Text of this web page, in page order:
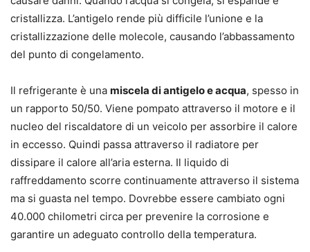
cristallizza. L’antigelo rende più difficile l’unione e la
cristallizzazione delle molecole, causando l’abbassamento
del punto di congelamento.
Il refrigerante è una miscela di antigelo e acqua, spesso in
un rapporto 50/50. Viene pompato attraverso il motore e il
nucleo del riscaldatore di un veicolo per assorbire il calore
in eccesso. Quindi passa attraverso il radiatore per
dissipare il calore all’aria esterna. Il liquido di
raffreddamento scorre continuamente attraverso il sistema
ma si guasta nel tempo. Dovrebbe essere cambiato ogni
40.000 chilometri circa per prevenire la corrosione e
garantire un adeguato controllo della temperatura.